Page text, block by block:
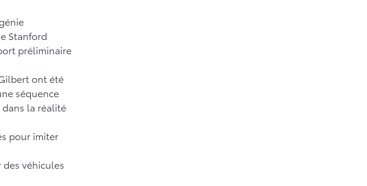
Stanford
préliminaire
ont été
séquence
la réalité
pour imiter
véhicules